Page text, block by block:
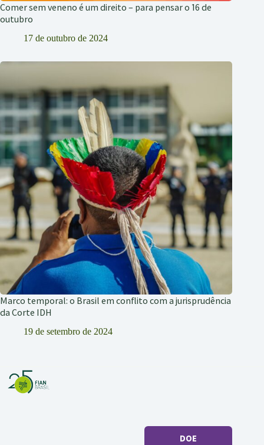
Comer sem veneno é um direito – para pensar o 16 de
outubro
17 de outubro de 2024
Marco temporal: o Brasil em conflito com a jurisprudência
da Corte IDH
19 de setembro de 2024
DOE